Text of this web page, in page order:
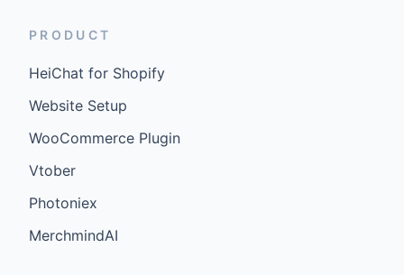
PRODUCT
HeiChat for Shopify
Website Setup
WooCommerce Plugin
Vtober
Photoniex
MerchmindAI